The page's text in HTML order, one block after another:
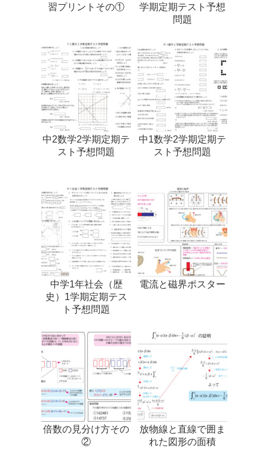
習プリントその①
学期定期テスト予想
問題
中2数学2学期定期テ
スト予想問題
中1数学2学期定期テ
スト予想問題
中学1年社会（歴
史）1学期定期テス
ト予想問題
電流と磁界ポスター
倍数の見分け方その
②
放物線と直線で囲ま
れた図形の面積